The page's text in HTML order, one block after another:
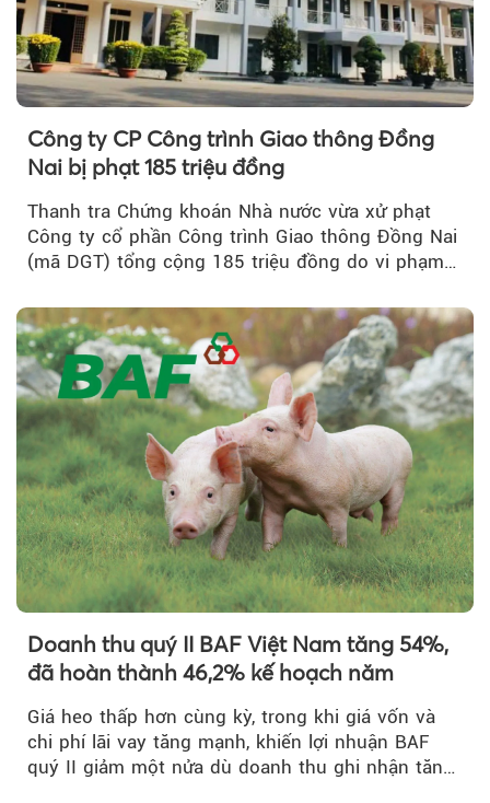
Công ty CP Công trình Giao thông Đồng
Nai bị phạt 185 triệu đồng
Thanh tra Chứng khoán Nhà nước vừa xử phạt
Công ty cổ phần Công trình Giao thông Đồng Nai
(mã DGT) tổng cộng 185 triệu đồng do vi phạm
Doanh thu quý II BAF Việt Nam tăng 54%,
đã hoàn thành 46,2% kế hoạch năm
Giá heo thấp hơn cùng kỳ, trong khi giá vốn và
chi phí lãi vay tăng mạnh, khiến lợi nhuận BAF
quý II giảm một nửa dù doanh thu ghi nhận tăng